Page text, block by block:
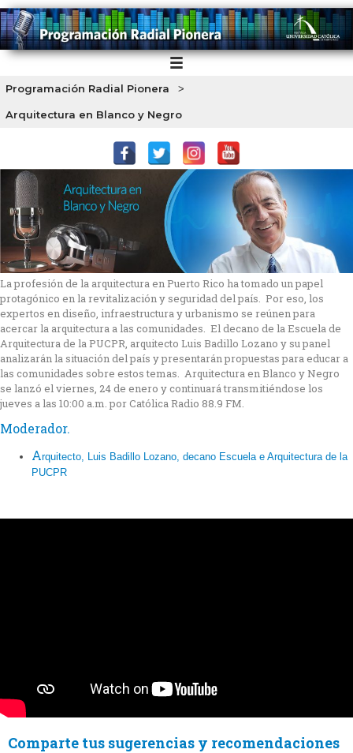
Programación Radial Pionera >
Arquitectura en Blanco y Negro
La profesión de la arquitectura en Puerto Rico ha tomado un papel
protagónico en la revitalización y seguridad del país. Por eso, los
expertos en diseño, infraestructura y urbanismo se reúnen para
acercar la arquitectura a las comunidades. El decano de la Escuela de
Arquitectura de la PUCPR, arquitecto Luis Badillo Lozano y su panel
analizarán la situación del país y presentarán propuestas para educar a
las comunidades sobre estos temas. Arquitectura en Blanco y Negro
se lanzó el viernes, 24 de enero y continuará transmitiéndose los
jueves a las 10:00 a.m. por Católica Radio 88.9 FM.
Moderador.
Arquitecto, Luis Badillo Lozano, decano Escuela e Arquitectura de la
PUCPR
Comparte tus sugerencias y recomendaciones